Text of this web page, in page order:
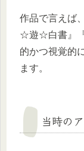
作品で言えば
☆遊☆白書』『
的かつ視覚的
ます。
当時の